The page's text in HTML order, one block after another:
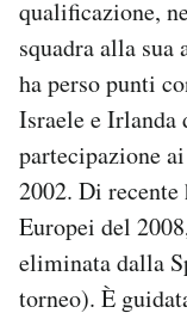
CALENDARIO
AREA
Area
Newsletter
Hai bisogno di
Esci
qualificazione,
squadra alla
ha perso punti
Israele e Irlanda
partecipazione
2002. Di
Europei del
eliminata dalla
torneo). È